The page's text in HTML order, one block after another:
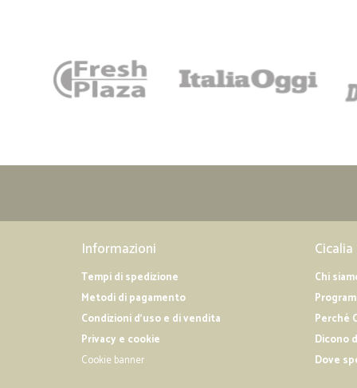
Informazioni
Tempi di spedizione
Metodi di pagamento
Condizioni d'uso e di vendita
Privacy e cookie
Cookie banner
Cicalia
Chi
Perché
Dicono
Dove